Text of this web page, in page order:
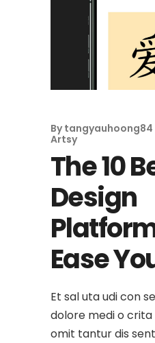
By tangyauhoong84
Artsy
The 10
Design
Ease
Et sal uta udi con
dolore medi o crita
omit tantur dis